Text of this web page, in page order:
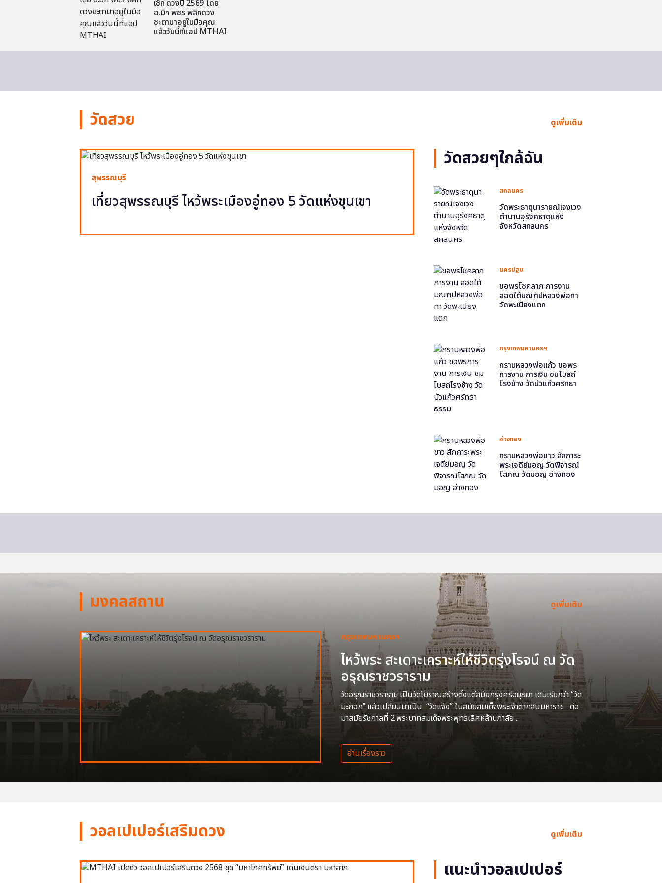
เช็ก ดวงปี 2569 โดย
อ.มิก พชร พลิกดวง
ชะตามาอยู่ในมือคุณ
แล้ววันนี้ที่แอป MTHAI
วัดสวย ดูเพิ่มเติม
สุพรรณบุรี
เที่ยวสุพรรณบุรี ไหว้พระเมืองอู่ทอง 5 วัดแห่งขุนเขา
วัดสวยๆใกล้ฉัน
สกลนคร
วัดพระธาตุนารายณ์เจงเวง
ตำนานอุรังคธาตุแห่ง
จังหวัดสกลนคร
นครปฐม
ขอพรโชคลาภ การงาน
ลอดใต้มณฑปหลวงพ่อทา
วัดพะเนียงแตก
กรุงเทพมหานครฯ
กราบหลวงพ่อแก้ว ขอพร
การงาน การเงิน ชมโบสถ์
โรงช้าง วัดบัวแก้วศรัทธา
อ่างทอง
กราบหลวงพ่อขาว สักการะ
พระเจดีย์มอญ วัดพิจารณ์
โสภณ วัดมอญ อ่างทอง
มงคลสถาน ดูเพิ่มเติม
กรุงเทพมหานครฯ
ไหว้พระ สะเดาะเคราะห์ให้ชีวิตรุ่งโรจน์ ณ วัด
อรุณราชวราราม
วัดอรุณราชวราราม เป็นวัดโบราณสร้างตั้งแต่สมัยกรุงศรีอยุธยา เดิมเรียกว่า “วัด
มะกอก” แล้วเปลี่ยนมาเป็น “วัดแจ้ง” ในสมัยสมเด็จพระเจ้าตากสินมหาราช ต่อ
มาสมัยรัชกาลที่ 2 พระบาทสมเด็จพระพุทธเลิศหล้านภาลัย ..
อ่านเรื่องราว
วอลเปเปอร์เสริมดวง ดูเพิ่มเติม
แนะนำวอลเปเปอร์